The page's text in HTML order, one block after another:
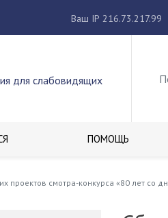
Ваш IP 216.73.217.99
для слабовидящих
ПОМОЩЬ
проектов смотра-конкурса «80 лет со